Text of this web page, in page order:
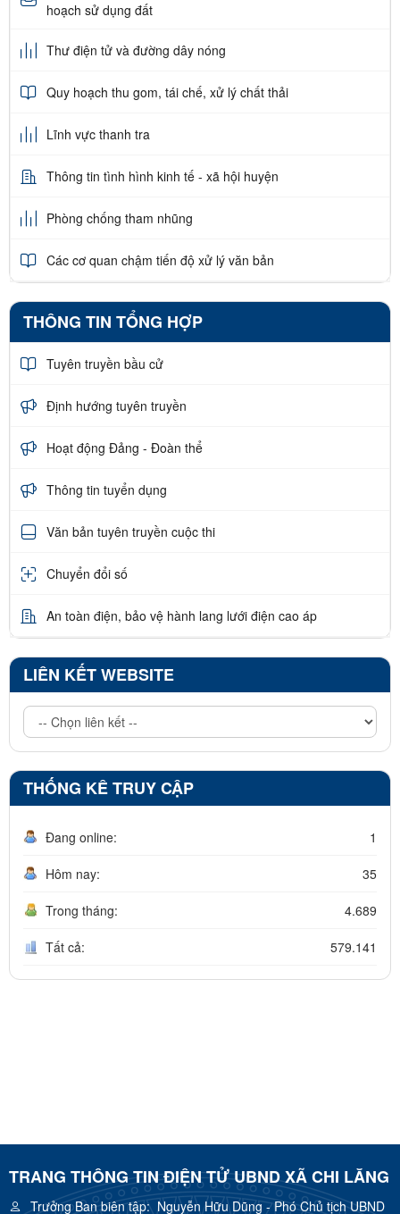
hoạch sử dụng đất
Thư điện tử và đường dây nóng
Quy hoạch thu gom, tái chế, xử lý chất thải
Lĩnh vực thanh tra
Thông tin tình hình kinh tế - xã hội huyện
Phòng chống tham nhũng
Các cơ quan chậm tiến độ xử lý văn bản
THÔNG TIN TỔNG HỢP
Tuyên truyền bầu cử
Định hướng tuyên truyền
Hoạt động Đảng - Đoàn thể
Thông tin tuyển dụng
Văn bản tuyên truyền cuộc thi
Chuyển đổi số
An toàn điện, bảo vệ hành lang lưới điện cao áp
LIÊN KẾT WEBSITE
THỐNG KÊ TRUY CẬP
Đang online: 1
Hôm nay: 35
Trong tháng: 4.689
Tất cả: 579.141
TRANG THÔNG TIN ĐIỆN TỬ UBND XÃ CHI LĂNG
Trưởng Ban biên tập:Nguyễn Hữu Dũng - Phó Chủ tịch UBND